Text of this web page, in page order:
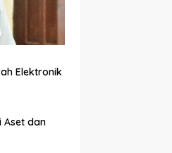
Elektronik
Aset dan